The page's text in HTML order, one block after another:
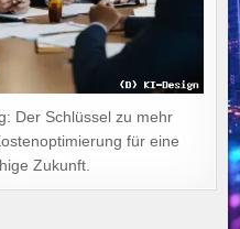
Der Schlüssel zu mehr
für eine
Zukunft.